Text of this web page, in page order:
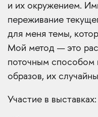
и их окружением.
переживание
для меня темы,
Мой метод — это
поточным способом
образов, их
Участие в выставках: